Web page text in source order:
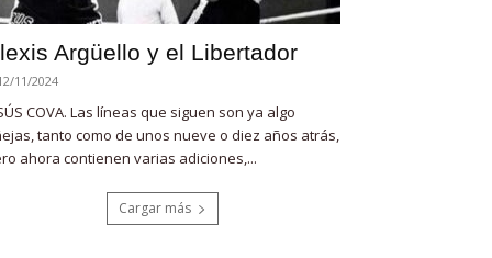
Argüello y el Libertador
11/2024
COVA. Las líneas que siguen son ya algo
tanto como de unos nueve o diez años atrás,
ahora contienen varias adiciones,...
Cargar más